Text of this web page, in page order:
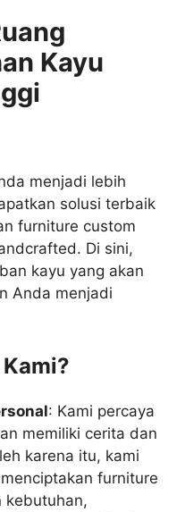
Kayu
menjadi lebih
solusi terbaik
furniture custom
Di sini,
kayu yang akan
Anda menjadi
: Kami percaya
memiliki cerita dan
karena itu, kami
furniture
kebutuhan,